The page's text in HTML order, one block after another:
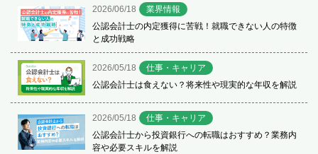
2026/06/18
業界情報
公認会計士の内定獲得に苦戦！就職できない人の特徴
と成功戦略
2026/05/18
仕事・キャリア
公認会計士は食えない？将来性や現実的な年収を解説
2026/05/18
仕事・キャリア
公認会計士から投資銀行への転職はおすすめ？業務内
容や必要スキルを解説